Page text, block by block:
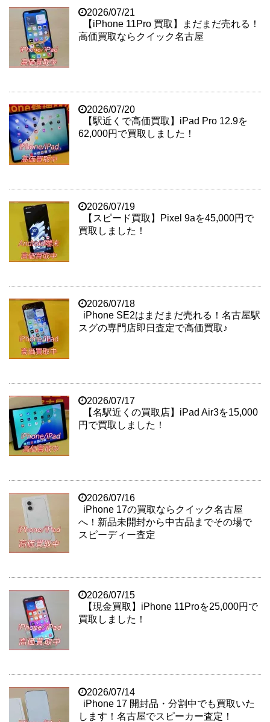
2026/07/21
【iPhone 11Pro 買取】まだまだ売れる！
高価買取ならクイック名古屋
2026/07/20
【駅近くで高価買取】iPad Pro 12.9を
62,000円で買取しました！
2026/07/19
【スピード買取】Pixel 9aを45,000円で
買取しました！
2026/07/18
iPhone SE2はまだまだ売れる！名古屋駅
スグの専門店即日査定で高価買取♪
2026/07/17
【名駅近くの買取店】iPad Air3を15,000
円で買取しました！
2026/07/16
iPhone 17の買取ならクイック名古屋
へ！新品未開封から中古品までその場で
スピーディー査定
2026/07/15
【現金買取】iPhone 11Proを25,000円で
買取しました！
2026/07/14
iPhone 17 開封品・分割中でも買取いた
します！名古屋でスピーカー査定！